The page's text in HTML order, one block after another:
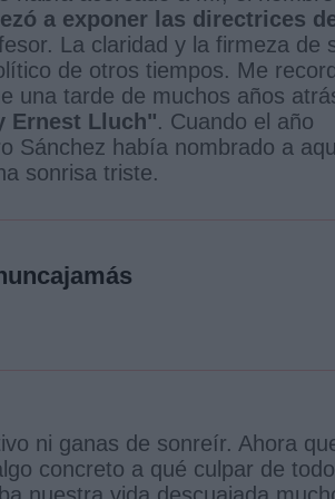
a exponer las directrices
La claridad y la firmeza de
de otros tiempos. Me
una tarde de muchos años
Ernest Lluch". Cuando el año
Sánchez había nombrado a
sonrisa triste.
ni ganas de sonreír. Ahora
concreto a qué culpar de